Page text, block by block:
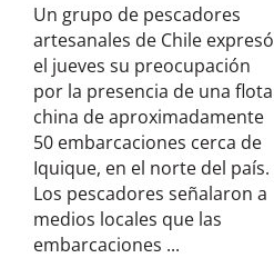
Un grupo de pescadores
artesanales de Chile expresó
el jueves su preocupación
por la presencia de una flota
china de aproximadamente
50 embarcaciones cerca de
Iquique, en el norte del país.
Los pescadores señalaron a
medios locales que las
embarcaciones ...